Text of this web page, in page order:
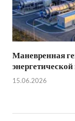
Маневренная
15.06.2026